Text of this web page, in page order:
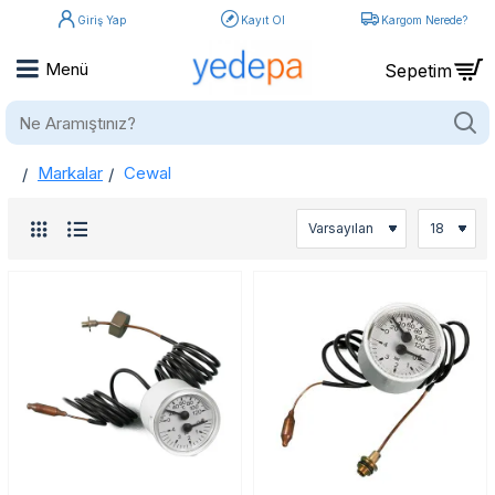
Giriş Yap Kayıt Ol Kargom Nerede?
Ne
home
Markalar Cewal